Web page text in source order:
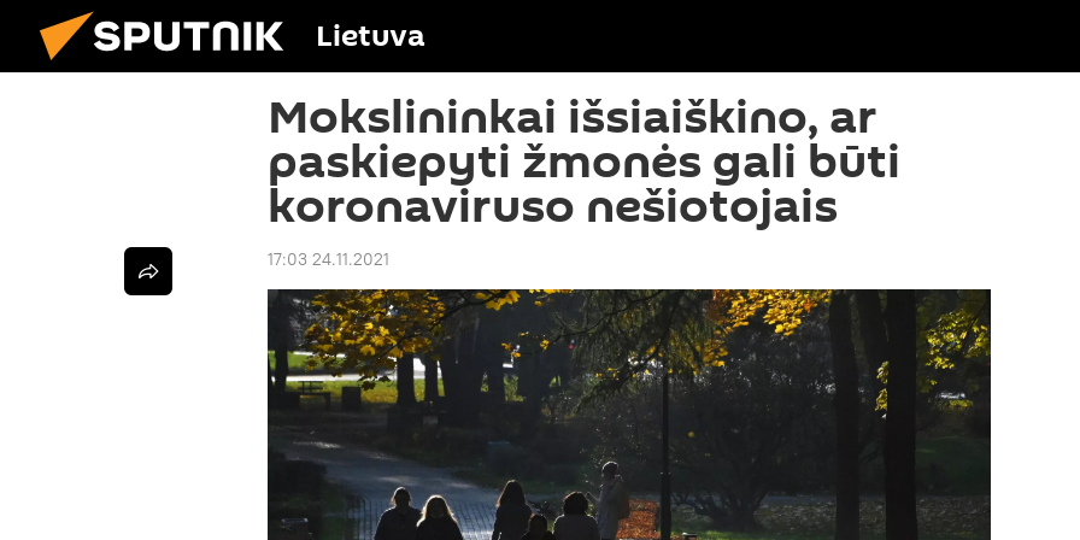
Lietuva
Mokslininkai išsiaiškino, ar
paskiepyti žmonės gali būti
koronaviruso nešiotojais
17:03 24.11.2021